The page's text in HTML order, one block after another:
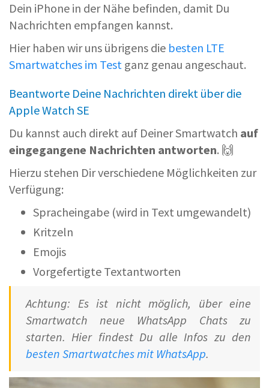
Dein iPhone in der Nähe befinden, damit Du
Nachrichten empfangen kannst.
Hier haben wir uns übrigens die besten LTE
Smartwatches im Test ganz genau angeschaut.
Beantworte Deine Nachrichten direkt über die
Apple Watch SE
Du kannst auch direkt auf Deiner Smartwatch auf
eingegangene Nachrichten antworten. 🙌
Hierzu stehen Dir verschiedene Möglichkeiten zur
Verfügung:
Spracheingabe (wird in Text umgewandelt)
Kritzeln
Emojis
Vorgefertigte Textantworten
Achtung: Es ist nicht möglich, über eine
Smartwatch neue WhatsApp Chats zu
starten. Hier findest Du alle Infos zu den
besten Smartwatches mit WhatsApp.